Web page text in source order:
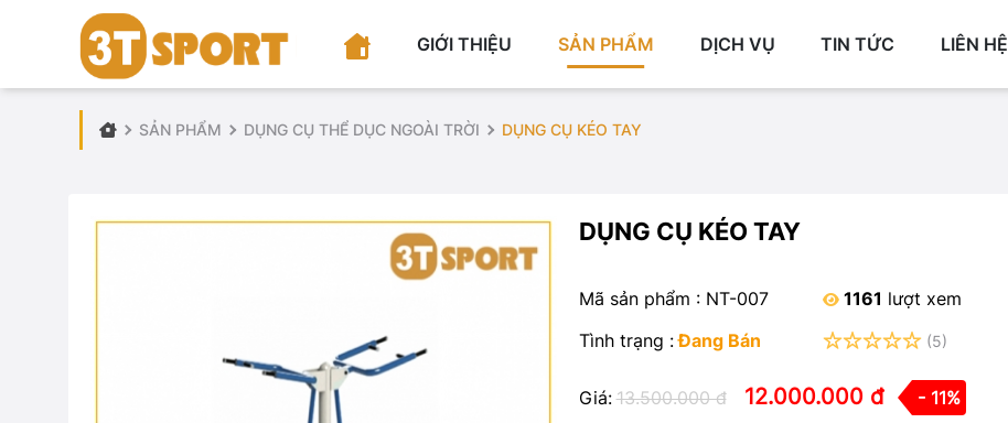
GIỚI THIỆU SẢN PHẨM DỊCH VỤ TIN TỨC LIÊN HỆ
SẢN PHẨM DỤNG CỤ THỂ DỤC NGOÀI TRỜI DỤNG CỤ KÉO TAY
DỤNG CỤ KÉO TAY
Mã sản phẩm : NT-007 1161 lượt xem
Tình trạng : Đang Bán (5)
Giá: 13.500.000 đ 12.000.000 đ - 11%